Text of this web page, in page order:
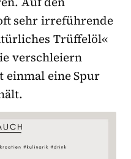
sehr irreführende
Trüffelöl«
verschleiern
einmal eine Spur